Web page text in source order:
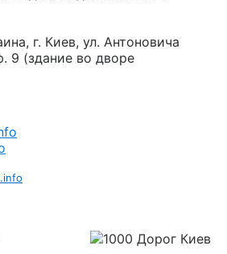
г. Киев, ул. Антоновича
9 (здание во дворе